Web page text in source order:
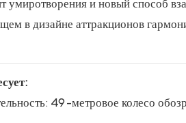
умиротворения и новый способ
в дизайне аттракционов
49-метровое колесо